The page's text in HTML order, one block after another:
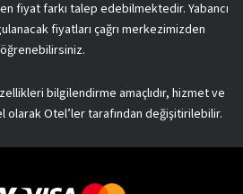
fiyat farkı talep edebilmektedir. Yabancı
fiyatları çağrı merkezimizden
öğrenebilirsiniz.
bilgilendirme amaçlıdır, hizmet ve
olarak Otel’ler tarafından değişitirilebilir.